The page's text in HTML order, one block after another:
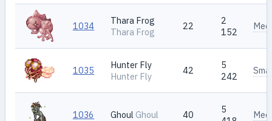
1034
Thara Frog
Thara Frog
22
2
152
1035
Hunter Fly
Hunter Fly
42
5
242
1036 Ghoul Ghoul 40
5